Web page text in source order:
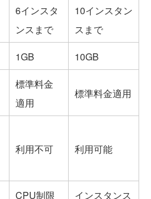
6インスタ
ンスまで
10インスタン
スまで
1GB
10GB
標準料金
適用
標準料金適用
利用不可 利用可能
CPU制限 インスタンス